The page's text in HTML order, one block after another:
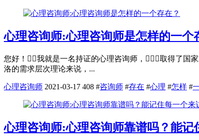
心理咨询师:心理咨询师是怎样的一个
您好！我就是一名持证的心理咨询师，取得了国
洛的需求层次理论来说，...
心理咨询师 2021-03-17 408 #咨询师 #存在 #心理 #怎样 #
心理咨询师:心理咨询师靠谱吗？能记